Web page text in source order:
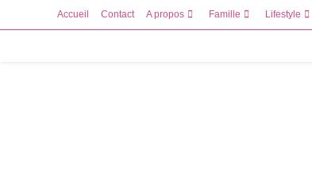
to
Accueil Contact A propos Famille Lifestyle